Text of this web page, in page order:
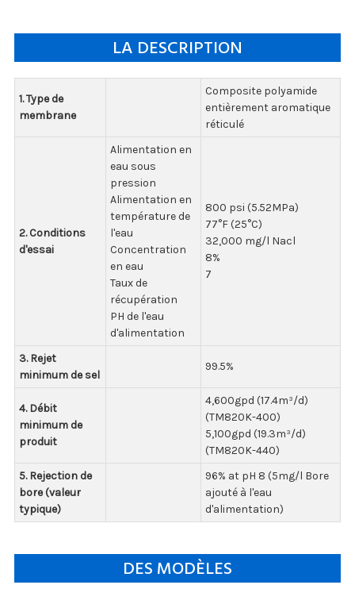
LA DESCRIPTION
1. Type de
membrane
Composite polyamide
entièrement aromatique
réticulé
2. Conditions
d'essai
Alimentation en
eau sous
pression
Alimentation en
température de
l'eau
Concentration
en eau
Taux de
récupération
PH de l'eau
d'alimentation
800 psi (5.52MPa)
77°F (25°C)
32,000 mg/l Nacl
8%
7
3. Rejet
minimum de sel
99.5%
4. Débit
minimum de
produit
4,600gpd (17.4m³/d)
(TM820K-400)
5,100gpd (19.3m³/d)
(TM820K-440)
5. Rejection de
bore (valeur
typique)
96% at pH 8 (5mg/l Bore
ajouté à l'eau
d'alimentation)
DES MODÈLES